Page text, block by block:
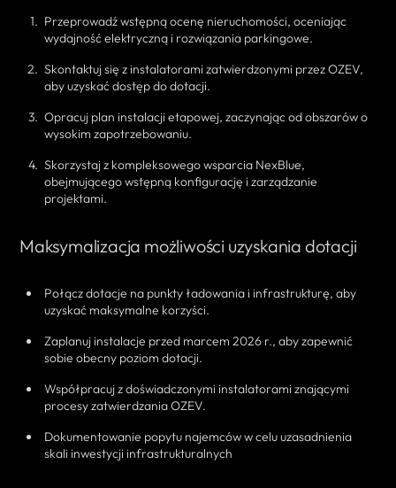
Przeprowadź wstępną ocenę nieruchomości, oceniając
wydajność elektryczną i rozwiązania parkingowe.
Skontaktuj się z instalatorami zatwierdzonymi przez OZEV,
aby uzyskać dostęp do dotacji.
Opracuj plan instalacji etapowej, zaczynając od obszarów o
wysokim zapotrzebowaniu.
Skorzystaj z kompleksowego wsparcia NexBlue,
obejmującego wstępną konfigurację i zarządzanie
projektami.
Maksymalizacja możliwości uzyskania dotacji
Połącz dotacje na punkty ładowania i infrastrukturę, aby
uzyskać maksymalne korzyści.
Zaplanuj instalacje przed marcem 2026 r., aby zapewnić
sobie obecny poziom dotacji.
Współpracuj z doświadczonymi instalatorami znającymi
procesy zatwierdzania OZEV.
Dokumentowanie popytu najemców w celu uzasadnienia
skali inwestycji infrastrukturalnych